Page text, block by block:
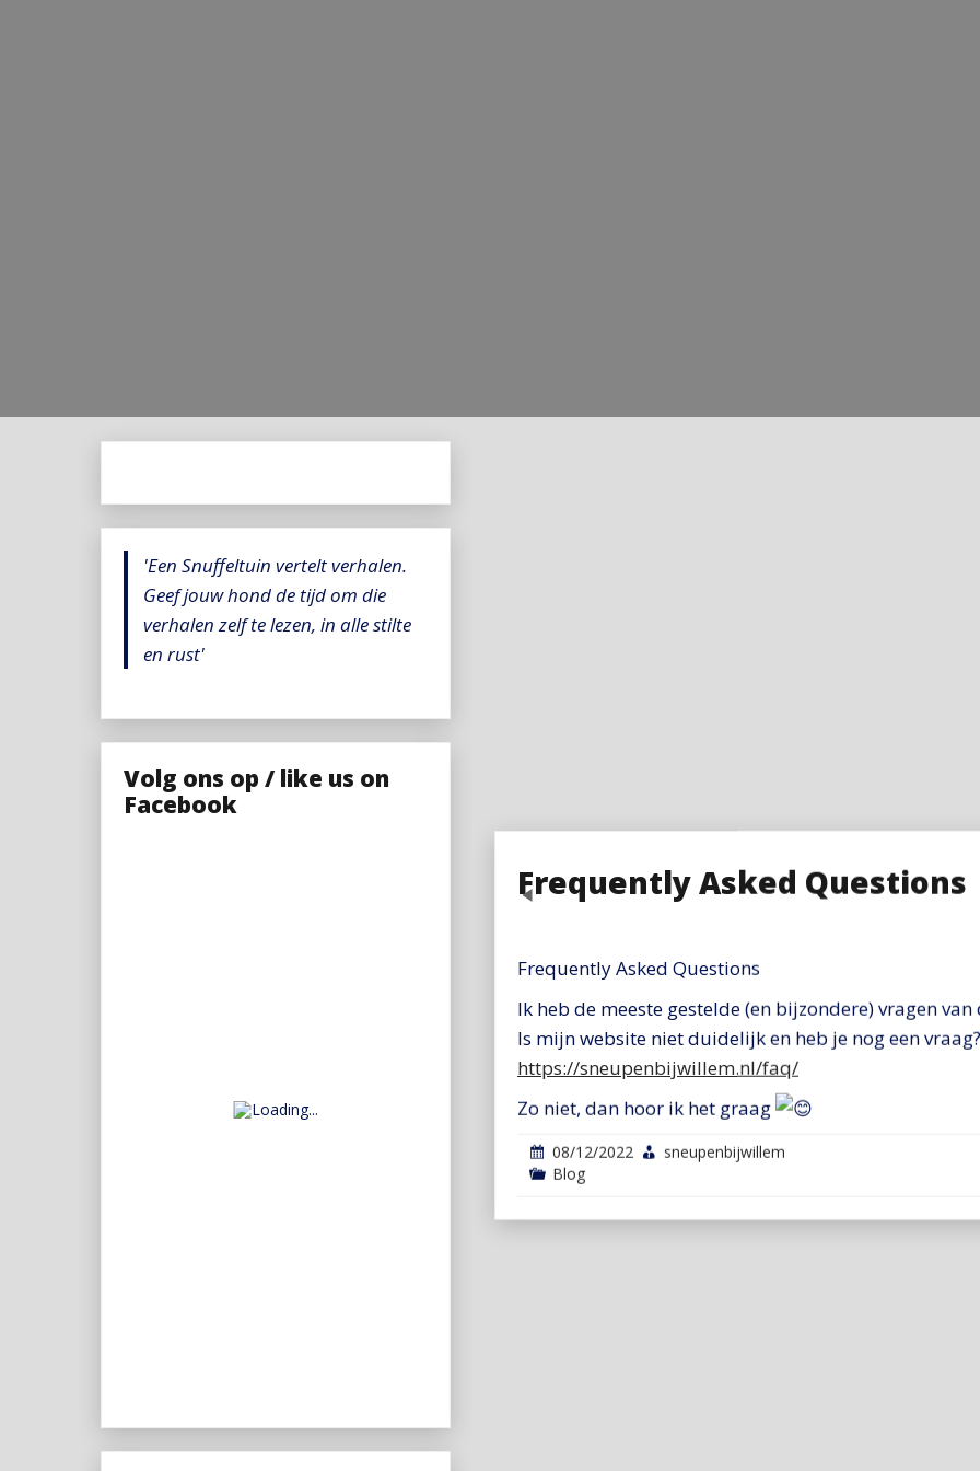
Frequently Asked Questions
Frequently Asked Questions
Ik heb de meeste gestelde (en bijzondere) vragen
Is mijn website niet duidelijk en heb je nog een
https://sneupenbijwillem.nl/faq/
Zo niet, dan hoor ik het graag
08/12/2022
sneupenbijwillem
Blog
Previous
'Een Snuffeltuin vertelt verhalen.
Geef jouw hond de tijd om die
verhalen zelf te lezen, in alle stilte
en rust'
Volg ons op / like us on
Facebook